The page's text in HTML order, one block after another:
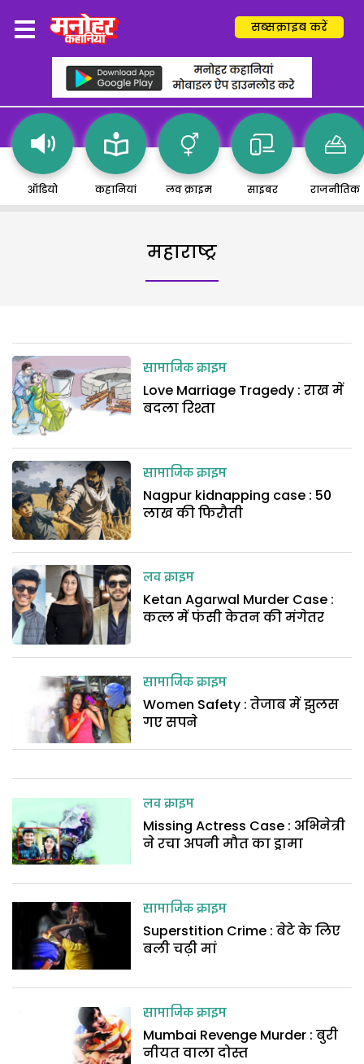
सब्सक्राइब करें
ऑडियो कहानियां लव क्राइम साइबर राजनीतिक
महाराष्ट्र
सामाजिक क्राइम
Love Marriage Tragedy : राख में
बदला रिश्ता
सामाजिक क्राइम
Nagpur kidnapping case : 50
लाख की फिरौती
लव क्राइम
Ketan Agarwal Murder Case :
कत्ल में फंसी केतन की मंगेतर
सामाजिक क्राइम
Women Safety : तेजाब में झुलस
गए सपने
लव क्राइम
Missing Actress Case : अभिनेत्री
ने रचा अपनी मौत का ड्रामा
सामाजिक क्राइम
Superstition Crime : बेटे के लिए
बली चढ़ी मां
सामाजिक क्राइम
Mumbai Revenge Murder : बुरी
नीयत वाला दोस्त